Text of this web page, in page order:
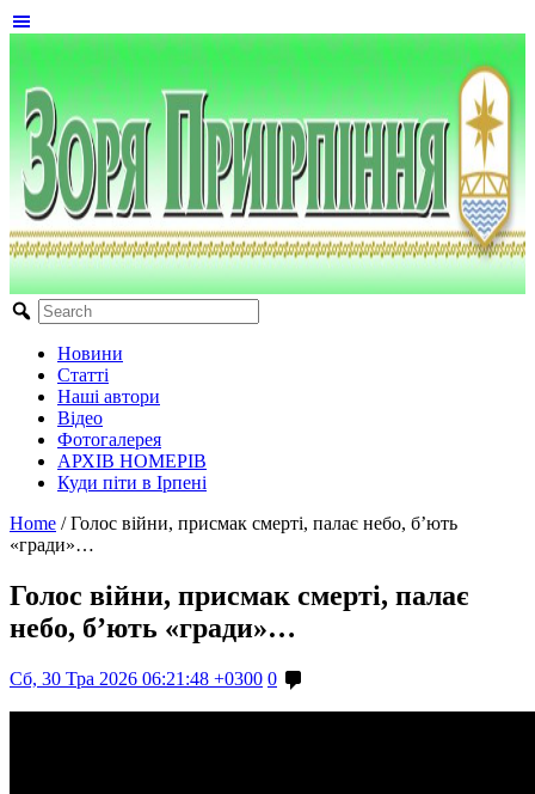
Новини
Статті
Наші автори
Відео
Фотогалерея
АРХІВ НОМЕРІВ
Куди піти в Ірпені
Home / Голос війни, присмак смерті, палає небо, б’ють
«гради»…
Голос війни, присмак смерті, палає
небо, б’ють «гради»…
Сб, 30 Тра 2026 06:21:48 +0300 0